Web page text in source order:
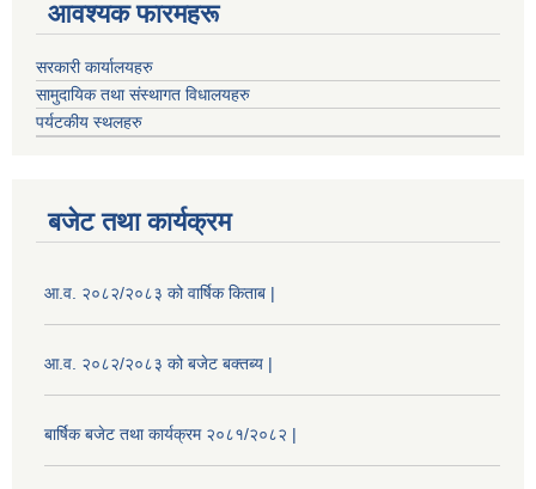
आवश्यक फारमहरू
सरकारी कार्यालयहरु
सामुदायिक तथा संस्थागत विधालयहरु
पर्यटकीय स्थलहरु
बजेट तथा कार्यक्रम
आ.व. २०८२/२०८३ को वार्षिक किताब |
आ.व. २०८२/२०८३ को बजेट बक्तब्य |
बार्षिक बजेट तथा कार्यक्रम २०८१/२०८२ |